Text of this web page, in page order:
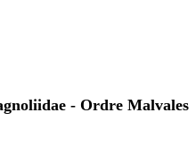
- Ordre Malvales